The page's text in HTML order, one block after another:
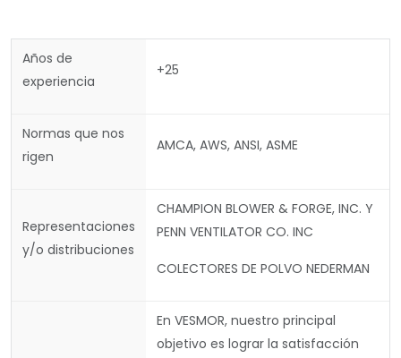
Años de
experiencia
+25
Normas que nos
rigen
AMCA, AWS, ANSI, ASME
Representaciones
y/o distribuciones
CHAMPION BLOWER & FORGE, INC. Y
PENN VENTILATOR CO. INC
COLECTORES DE POLVO NEDERMAN
En VESMOR, nuestro principal
objetivo es lograr la satisfacción